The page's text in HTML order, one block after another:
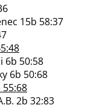
15b 58:37
6b 50:58
6b 50:68
55:68
2b 32:83